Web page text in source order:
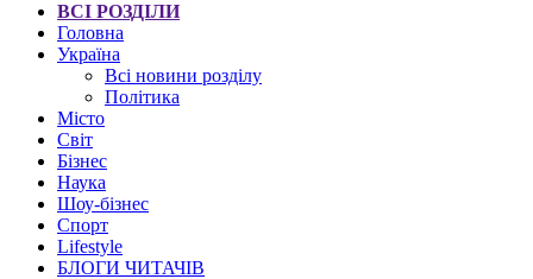
ВСІ РОЗДІЛИ
Головна
Україна
Всі новини розділу
Політика
Місто
Світ
Бізнес
Наука
Шоу-бізнес
Спорт
Lifestyle
БЛОГИ ЧИТАЧІВ